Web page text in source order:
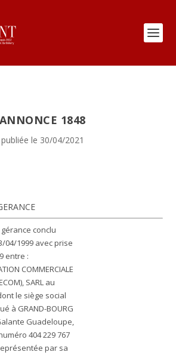
ANNONCE 1848
publiée le 30/04/2021
conclu
04/1999 avec prise
entre :
COMMERCIALE
SARL au
le siège social
à GRAND-BOURG
Guadeloupe,
404 229 767
représentée par sa